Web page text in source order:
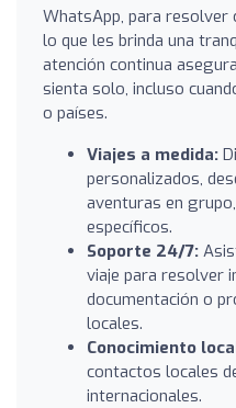
WhatsApp, para resolver
lo que les brinda una
atención continua
sienta solo, incluso
o países.
Viajes a medida:
personalizados,
aventuras en
específicos.
Soporte 24/7:
viaje para resolver
documentación o
locales.
Conocimiento
contactos locales
internacionales.